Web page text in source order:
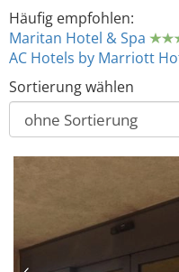
Häufig empfohlen:
Maritan Hotel & Spa
AC Hotels by Marriott
Sortierung wählen